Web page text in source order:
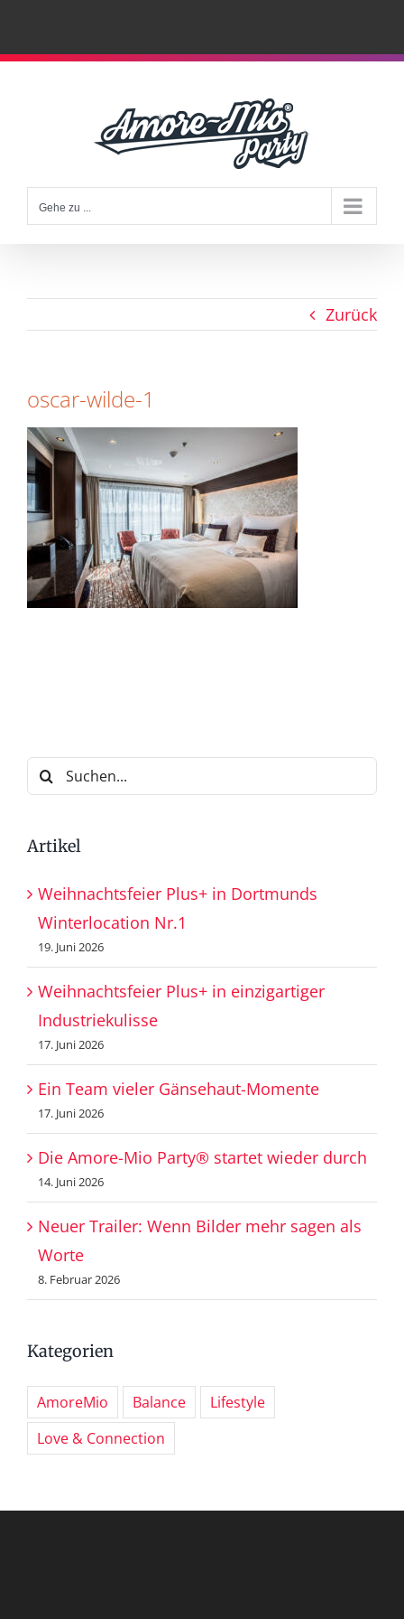
Zum
Gehe zu ...
Zurück
oscar-wilde-1
Suche
nach:
Artikel
Weihnachtsfeier Plus+ in Dortmunds
Winterlocation Nr.1
19. Juni 2026
Weihnachtsfeier Plus+ in einzigartiger
Industriekulisse
17. Juni 2026
Ein Team vieler Gänsehaut-Momente
17. Juni 2026
Die Amore-Mio Party® startet wieder durch
14. Juni 2026
Neuer Trailer: Wenn Bilder mehr sagen als
Worte
8. Februar 2026
Kategorien
AmoreMio Balance
Lifestyle
Love & Connection